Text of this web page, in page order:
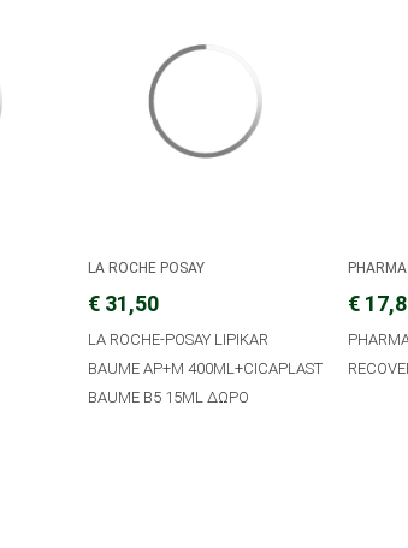
LA ROCHE POSAY
€ 31,50
LA ROCHE-POSAY LIPIKAR
BAUME AP+M 400ML+CICAPLAST
BAUME B5 15ML ΔΩΡΟ
€